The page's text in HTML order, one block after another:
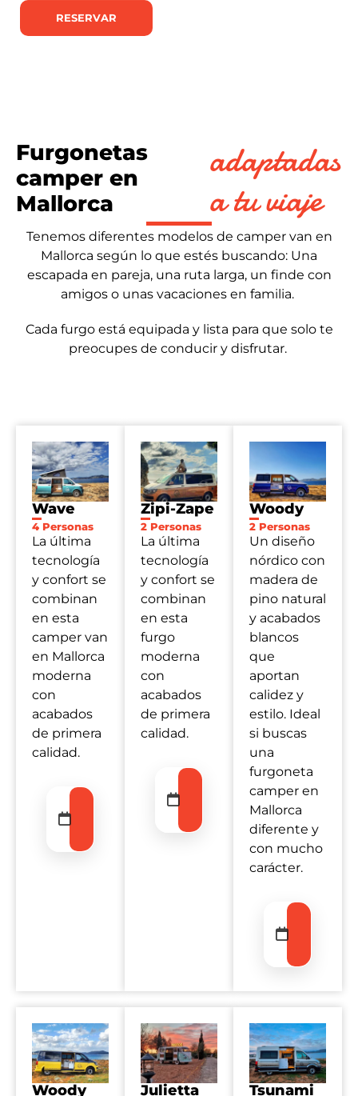
RESERVAR
Furgonetas
camper en
Mallorca
adaptadas
a tu viaje
Tenemos diferentes modelos de camper van en
Mallorca según lo que estés buscando: Una
escapada en pareja, una ruta larga, un finde con
amigos o unas vacaciones en familia.
Cada furgo está equipada y lista para que solo te
preocupes de conducir y disfrutar.
Wave
4 Personas
La última
tecnología
y confort se
combinan
en esta
camper van
en Mallorca
moderna
con
acabados
de primera
calidad.
Entrada
Zipi-Zape
2 Personas
La última
tecnología
y confort se
combinan
en esta
furgo
moderna
con
acabados
de primera
calidad.
Entrada
Woody
2 Personas
Un diseño
nórdico con
madera de
pino natural
y acabados
blancos
que
aportan
calidez y
estilo. Ideal
si buscas
una
furgoneta
camper en
Mallorca
diferente y
con mucho
carácter.
Entrada
Woody Julietta Tsunami